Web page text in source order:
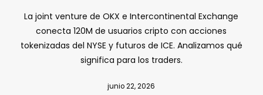
La joint venture de OKX e Intercontinental Exchange
conecta 120M de usuarios cripto con acciones
tokenizadas del NYSE y futuros de ICE. Analizamos qué
significa para los traders.
junio 22, 2026